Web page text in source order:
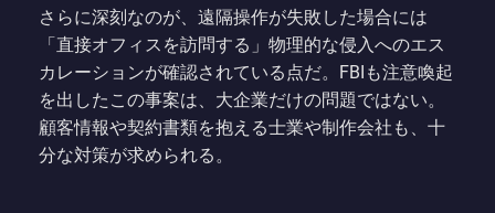
さらに深刻なのが、遠隔操作が失敗した場合には
「直接オフィスを訪問する」物理的な侵入へのエス
カレーションが確認されている点だ。FBIも注意喚起
を出したこの事案は、大企業だけの問題ではない。
顧客情報や契約書類を抱える士業や制作会社も、十
分な対策が求められる。